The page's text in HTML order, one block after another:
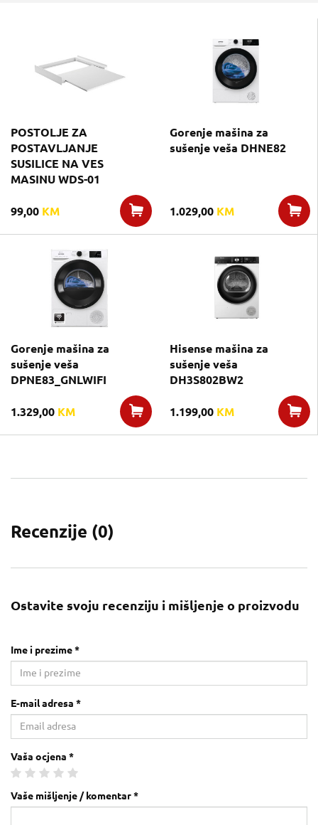
POSTOLJE ZA
POSTAVLJANJE
SUSILICE NA VES
MASINU WDS-01
99,00 KM
Gorenje mašina za
sušenje veša DHNE82
1.029,00 KM
Gorenje mašina za
sušenje veša
DPNE83_GNLWIFI
1.329,00 KM
Hisense mašina za
sušenje veša
DH3S802BW2
1.199,00 KM
Recenzije (0)
Ostavite svoju recenziju i mišljenje o proizvodu
Ime i prezime *
E-mail adresa *
Vaša ocjena *
Vaše mišljenje / komentar *